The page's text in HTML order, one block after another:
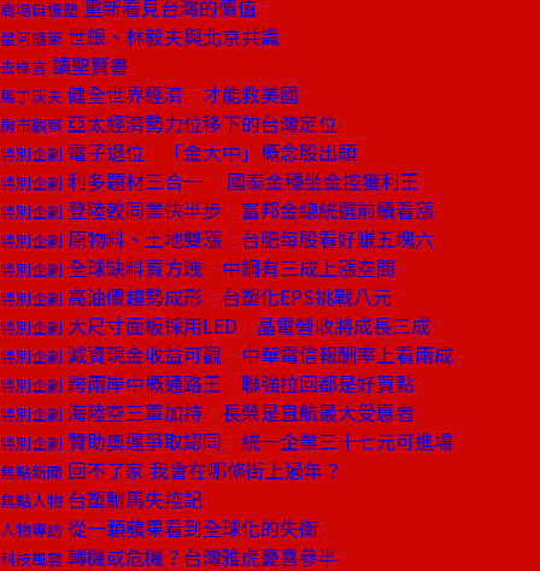
商場自慢塾 重新看見台灣的價值
星河隨筆 世銀、林毅夫與北京共識
去梯言 讀聖賢書
馬丁沃夫 健全世界經濟 才能救美國
房市觀察 亞太經濟勢力位移下的台灣定位
特別企劃 電子退位 「金大中」概念股出頭
特別企劃 利多題材三合一 國泰金穩坐金控獲利王
特別企劃 登陸較同業快半步 富邦金總統選前續看漲
特別企劃 原物料、土地雙漲 台肥每股看好賺五塊六
特別企劃 全球缺料賣方跩 中鋼有三成上漲空間
特別企劃 高油價趨勢成形 台塑化EPS挑戰八元
特別企劃 大尺寸面板採用LED 晶電營收將成長三成
特別企劃 減資現金收益可觀 中華電信報酬率上看兩成
特別企劃 跨兩岸中概通路王 聯強拉回都是好買點
特別企劃 海陸空三軍加持 長榮是直航最大受惠者
特別企劃 贊助奧運爭取認同 統一企業三十七元可進場
焦點新聞 回不了家 我會在哪條街上過年？
焦點人物 台塑駙馬失控記
人物專訪 從一顆蘋果看到全球化的失衡
科技風雲 轉機或危機？台灣雅虎憂喜參半